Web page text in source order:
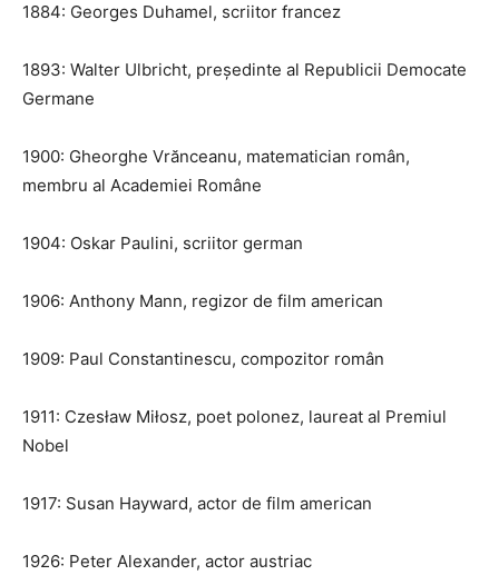
1884: Georges Duhamel, scriitor francez
1893: Walter Ulbricht, președinte al Republicii Democate
Germane
1900: Gheorghe Vrănceanu, matematician român,
membru al Academiei Române
1904: Oskar Paulini, scriitor german
1906: Anthony Mann, regizor de film american
1909: Paul Constantinescu, compozitor român
1911: Czesław Miłosz, poet polonez, laureat al Premiul
Nobel
1917: Susan Hayward, actor de film american
1926: Peter Alexander, actor austriac